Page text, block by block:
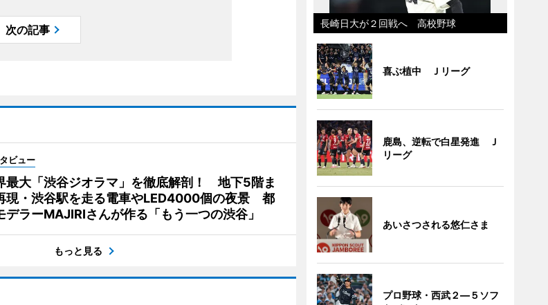
次の記事
ビュー
最大「渋谷ジオラマ」を徹底解剖！ 地下5階ま
現・渋谷駅を走る電車やLED4000個の夜景 都
デラーMAJIRIさんが作る「もう一つの渋谷」
もっと見る
長崎日大が２回戦へ 高校野球
喜ぶ植中 Ｊリーグ
鹿島、逆転で白星発進 Ｊ
リーグ
あいさつされる悠仁さま
プロ野球・西武２―５ソフ